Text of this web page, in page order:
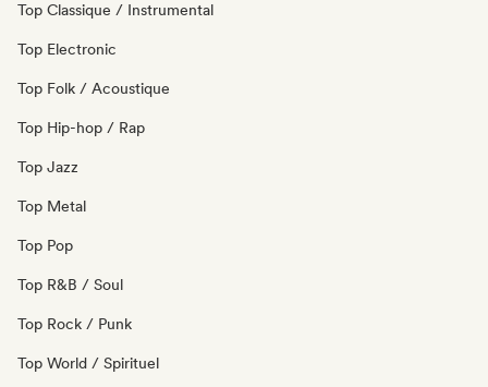
Top Classique / Instrumental
Top Electronic
Top Folk / Acoustique
Top Hip-hop / Rap
Top Jazz
Top Metal
Top Pop
Top R&B / Soul
Top Rock / Punk
Top World / Spirituel